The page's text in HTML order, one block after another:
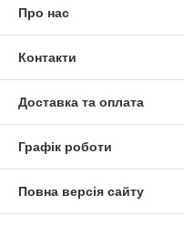
Про нас
Контакти
Доставка та оплата
Графік роботи
Повна версія сайту